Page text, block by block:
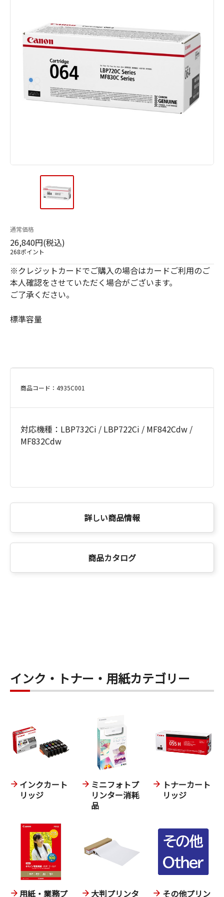
通常価格
26,840円(税込)
268ポイント
※クレジットカードでご購入の場合はカードご利用のご
本人確認をさせていただく場合がございます。
ご了承ください。
標準容量
商品コード：4935C001
対応機種：LBP732Ci / LBP722Ci / MF842Cdw /
MF832Cdw
詳しい商品情報
商品カタログ
インク・トナー・用紙カテゴリー
インクカート
リッジ
ミニフォトプ
リンター消耗
品
トナーカート
リッジ
用紙・業務プ 大判プリンタ その他プリン